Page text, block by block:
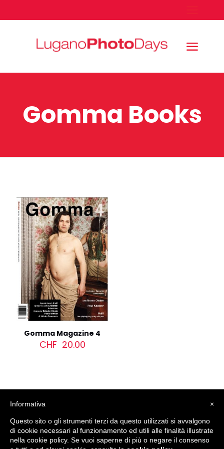
Gomma Books
Gomma Magazine 4
CHF 20.00
© 2012 - 2026LuganoPhotoDays. All rights reserved. |
×
Informativa
Questo sito o gli strumenti terzi da questo utilizzati si avvalgono
di cookie necessari al funzionamento ed utili alle finalità illustrate
nella cookie policy. Se vuoi saperne di più o negare il consenso